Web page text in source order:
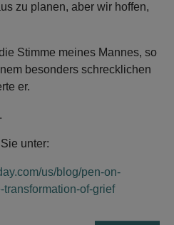
zu planen, aber wir hoffen,
Stimme meines Mannes, so
besonders schrecklichen
er.
unter:
us/blog/pen-on-
of-grief